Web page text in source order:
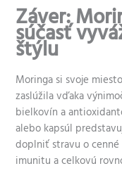
Záver:
súčasť
štýlu
Moringa si svoje
zaslúžila vďaka
bielkovín a
alebo kapsúl
doplniť stravu o
imunitu a celkovú